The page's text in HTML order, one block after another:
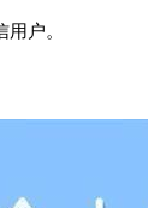
户。